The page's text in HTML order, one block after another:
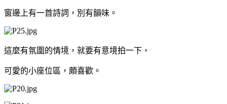
窗邊上有一首詩詞，別有韻味。
這麼有氛圍的情境，就要有意境拍一下，
可愛的小座位區，頗喜歡。